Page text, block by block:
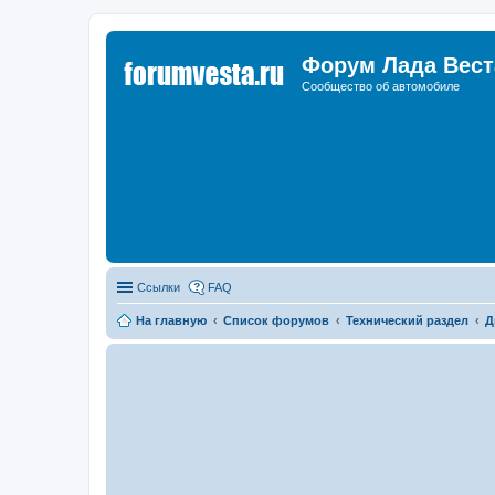
Форум Лада
Сообщество об автомобиле
Ссылки FAQ
На главную Список форумов Технический раздел